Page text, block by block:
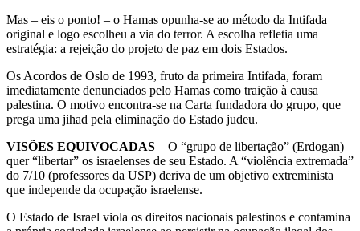
Mas – eis o ponto! – o Hamas opunha-se ao método da Intifada
original e logo escolheu a via do terror. A escolha refletia uma
estratégia: a rejeição do projeto de paz em dois Estados.
Os Acordos de Oslo de 1993, fruto da primeira Intifada, foram
imediatamente denunciados pelo Hamas como traição à causa
palestina. O motivo encontra-se na Carta fundadora do grupo, que
prega uma jihad pela eliminação do Estado judeu.
VISÕES EQUIVOCADAS – O “grupo de libertação” (Erdogan)
quer “libertar” os israelenses de seu Estado. A “violência extremada”
do 7/10 (professores da USP) deriva de um objetivo extreminista
que independe da ocupação israelense.
O Estado de Israel viola os direitos nacionais palestinos e contamina